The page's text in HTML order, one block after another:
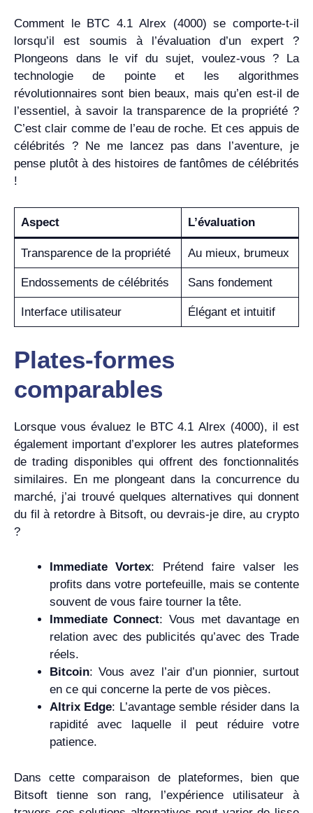
Comment le BTC 4.1 Alrex (4000) se comporte-t-il
lorsqu’il est soumis à l’évaluation d’un expert ?
Plongeons dans le vif du sujet, voulez-vous ? La
technologie de pointe et les algorithmes
révolutionnaires sont bien beaux, mais qu’en est-il de
l’essentiel, à savoir la transparence de la propriété ?
C’est clair comme de l’eau de roche. Et ces appuis de
célébrités ? Ne me lancez pas dans l’aventure, je
pense plutôt à des histoires de fantômes de célébrités
!
Aspect L’évaluation
Transparence de la propriété Au mieux, brumeux
Endossements de célébrités Sans fondement
Interface utilisateur Élégant et intuitif
Plates-formes
comparables
Lorsque vous évaluez le BTC 4.1 Alrex (4000), il est
également important d’explorer les autres plateformes
de trading disponibles qui offrent des fonctionnalités
similaires. En me plongeant dans la concurrence du
marché, j’ai trouvé quelques alternatives qui donnent
du fil à retordre à Bitsoft, ou devrais-je dire, au crypto
?
Immediate Vortex: Prétend faire valser les
profits dans votre portefeuille, mais se contente
souvent de vous faire tourner la tête.
Immediate Connect: Vous met davantage en
relation avec des publicités qu’avec des Trade
réels.
Bitcoin: Vous avez l’air d’un pionnier, surtout
en ce qui concerne la perte de vos pièces.
Altrix Edge: L’avantage semble résider dans la
rapidité avec laquelle il peut réduire votre
patience.
Dans cette comparaison de plateformes, bien que
Bitsoft tienne son rang, l’expérience utilisateur à